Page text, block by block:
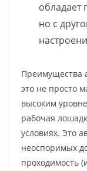
обладает
но с
Преимущества
это не просто
высоким
рабочая
условиях. Это
неоспоримых
проходимость